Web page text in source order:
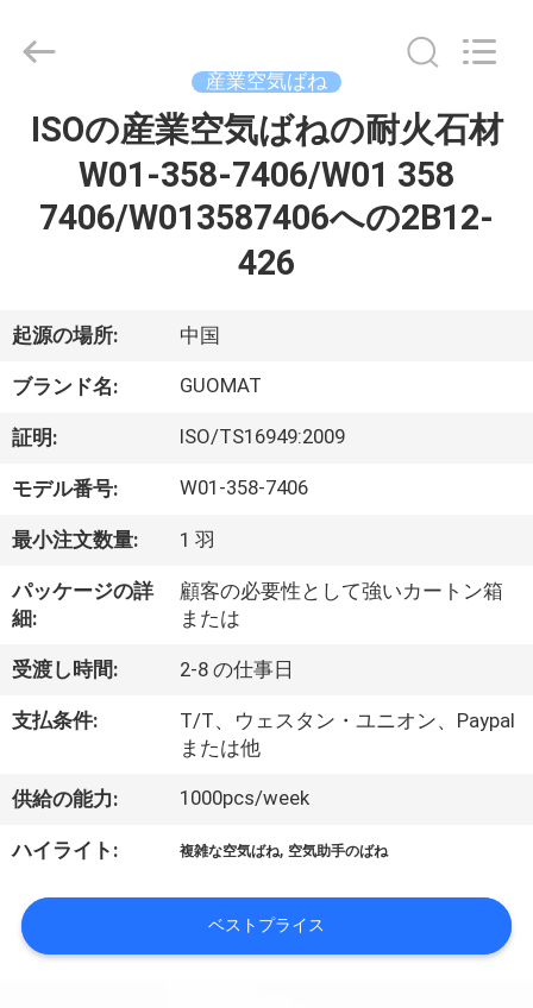
家
ク
ト
私
達
に
つ
い
て
工
場
旅
行
2026
GUANGZHOU
産業空気ばね
ISOの産業空気ばねの耐火石材
W01-358-7406/W01 358
7406/W013587406への2B12-
426
起源の場所: 中国
ブランド名: GUOMAT
証明: ISO/TS16949:2009
モデル番号: W01-358-7406
最小注文数量: 1 羽
パッケージの詳
細:
顧客の必要性として強いカートン箱
または
受渡し時間: 2-8 の仕事日
支払条件:
T/T、ウェスタン・ユニオン、Paypal
または他
供給の能力: 1000pcs/week
ハイライト: 複雑な空気ばね, 空気助手のばね
ベストプライス